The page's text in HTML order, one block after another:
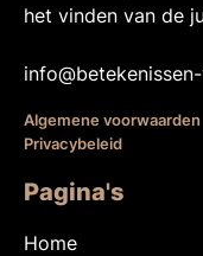
het vinden van de
Algemene voorwaarden
Privacybeleid
Pagina's
Home